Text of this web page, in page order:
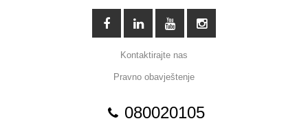
Kontaktirajte nas
Pravno obavještenje
080020105